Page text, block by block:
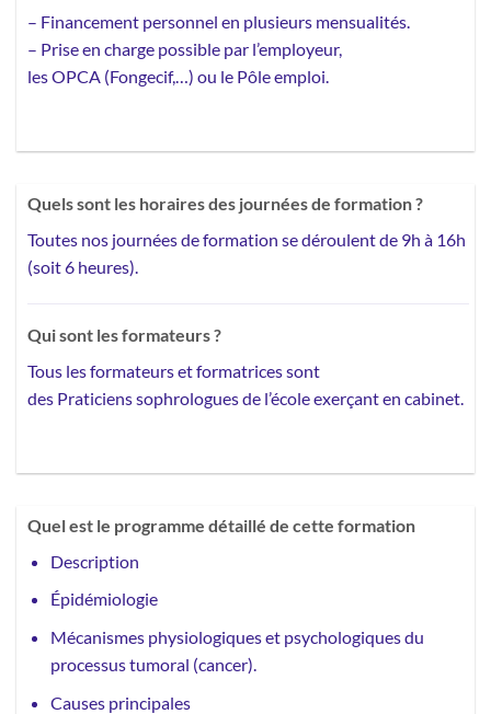
– Financement personnel en plusieurs mensualités.
– Prise en charge possible par l’employeur,
les OPCA (Fongecif,…) ou le Pôle emploi.
Quels sont les horaires des journées de formation ?
Toutes nos journées de formation se déroulent de 9h à 16h
(soit 6 heures).
Qui sont les formateurs ?
Tous les formateurs et formatrices sont
des Praticiens sophrologues de l’école exerçant en cabinet.
Quel est le programme détaillé de cette formation
Description
Épidémiologie
Mécanismes physiologiques et psychologiques du
processus tumoral (cancer).
Causes principales